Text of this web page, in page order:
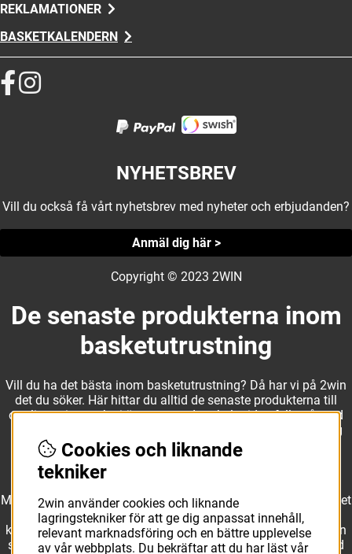
REKLAMATIONER
BASKETKALENDERN
NYHETSBREV
Vill du också få vårt nyhetsbrev med nyheter och erbjudanden?
Anmäl dig här >
Copyright © 2023 2WIN
De senaste produkterna inom
basketutrustning
Vill du ha det bästa inom basketutrustning? Då har vi på 2win
det du söker. Här hittar du alltid de senaste produkterna till
otroliga priser, och vi är noga med att hela tiden fylla på med
nyheter i webbshopen. Det gör oss till ett naturligt val för dig
som vill ha utrustning som överträffar alla andra märken.
Med ett av Sveriges största kläd- och skosortiment inom basket
kan vi erbjuda allt som du eller din klubb behöver. Välj ut
kvalitativa basketbollar och basketskor från välkända märken
som Molten, Nike, Adidas och Spalding och komplettera med
Cookies och liknande
tekniker
2win använder cookies och liknande
lagringstekniker för att ge dig anpassat innehåll,
relevant marknadsföring och en bättre upplevelse
av vår webbplats. Du bekräftar att du har läst vår